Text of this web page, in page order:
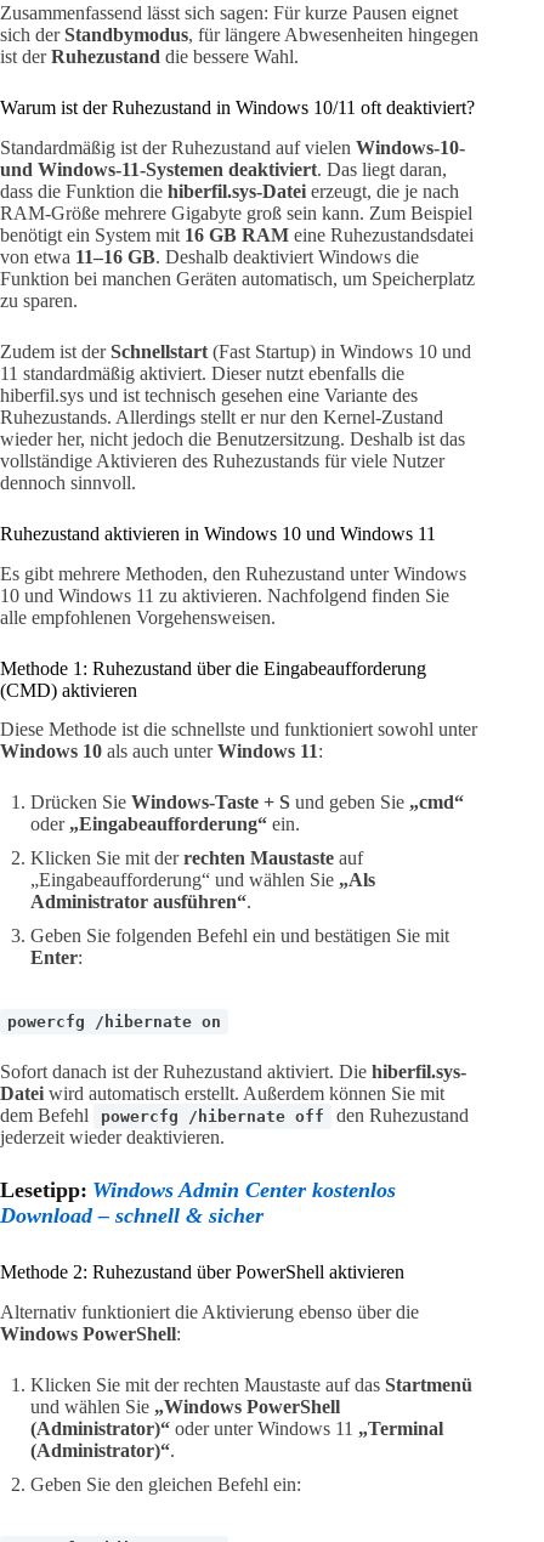
Zusammenfassend lässt sich sagen: Für kurze Pausen eignet
sich derStandbymodus, für längere Abwesenheiten hingegen
ist derRuhezustand die bessere Wahl.
Warum ist der Ruhezustand in Windows 10/11 oft deaktiviert?
Standardmäßig ist der Ruhezustand auf vielen Windows-10-
und Windows-11-Systemen deaktiviert. Das liegt daran,
dass die Funktion die hiberfil.sys-Datei erzeugt, die je nach
RAM-Größe mehrere Gigabyte groß sein kann. Zum Beispiel
benötigt ein System mit 16 GB RAM eine Ruhezustandsdatei
von etwa 11–16 GB. Deshalb deaktiviert Windows die
Funktion bei manchen Geräten automatisch, um Speicherplatz
zu sparen.
Zudem ist derSchnellstart (Fast Startup) in Windows 10 und
11 standardmäßig aktiviert. Dieser nutzt ebenfalls die
hiberfil.sys und ist technisch gesehen eine Variante des
Ruhezustands. Allerdings stellt er nur den Kernel-Zustand
wieder her, nicht jedoch die Benutzersitzung. Deshalb ist das
vollständige Aktivieren des Ruhezustands für viele Nutzer
dennoch sinnvoll.
Ruhezustand aktivieren in Windows 10 und Windows 11
Es gibt mehrere Methoden, den Ruhezustand unter Windows
10 und Windows 11 zu aktivieren. Nachfolgend finden Sie
alle empfohlenen Vorgehensweisen.
Methode 1: Ruhezustand über die Eingabeaufforderung
(CMD) aktivieren
Diese Methode ist die schnellste und funktioniert sowohl unter
Windows 10 als auch unterWindows 11:
Drücken Sie Windows-Taste + S und geben Sie „cmd“
oder „Eingabeaufforderung“ ein.
Klicken Sie mit derrechten Maustaste auf
„Eingabeaufforderung“ und wählen Sie „Als
Administrator ausführen“.
Geben Sie folgenden Befehl ein und bestätigen Sie mit
Enter:
powercfg /hibernate on
Sofort danach ist der Ruhezustand aktiviert. Die hiberfil.sys-
Datei wird automatisch erstellt. Außerdem können Sie mit
dem Befehl
powercfg /hibernate off
den Ruhezustand
jederzeit wieder deaktivieren.
Lesetipp: Windows Admin Center kostenlos
Download – schnell & sicher
Methode 2: Ruhezustand über PowerShell aktivieren
Alternativ funktioniert die Aktivierung ebenso über die
Windows PowerShell:
Klicken Sie mit der rechten Maustaste auf das Startmenü
und wählen Sie „Windows PowerShell
(Administrator)“ oder unter Windows 11 „Terminal
(Administrator)“.
Geben Sie den gleichen Befehl ein: